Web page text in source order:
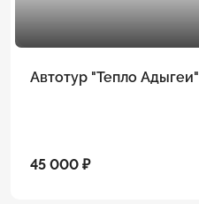
Автотур "Тепло Адыгеи"
45 000 ₽